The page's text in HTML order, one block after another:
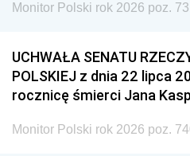
Monitor Polski rok 2026 poz.
UCHWAŁA SENATU
POLSKIEJ z dnia 22 lipca
rocznicę śmierci Jana
Monitor Polski rok 2026 poz.